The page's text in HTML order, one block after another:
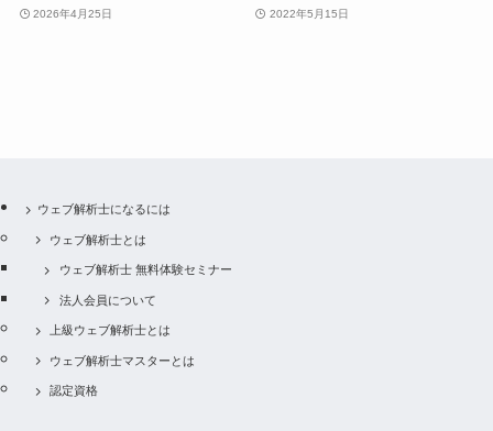
2026年4月25日 2022年5月15日
ウェブ解析士になるには
ウェブ解析士とは
ウェブ解析士 無料体験セミナー
法人会員について
上級ウェブ解析士とは
ウェブ解析士マスターとは
認定資格